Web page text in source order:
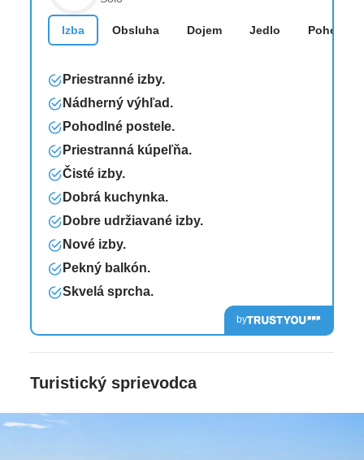
Izba Obsluha Dojem Jedlo Pohodlie
Priestranné izby.
Nádherný výhľad.
Pohodlné postele.
Priestranná kúpeľňa.
Čisté izby.
Dobrá kuchynka.
Dobre udržiavané izby.
Nové izby.
Pekný balkón.
Skvelá sprcha.
by
Turistický sprievodca